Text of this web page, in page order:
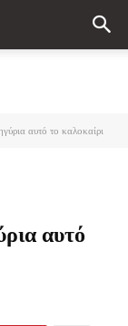
αυτό το καλοκαίρι
αυτό